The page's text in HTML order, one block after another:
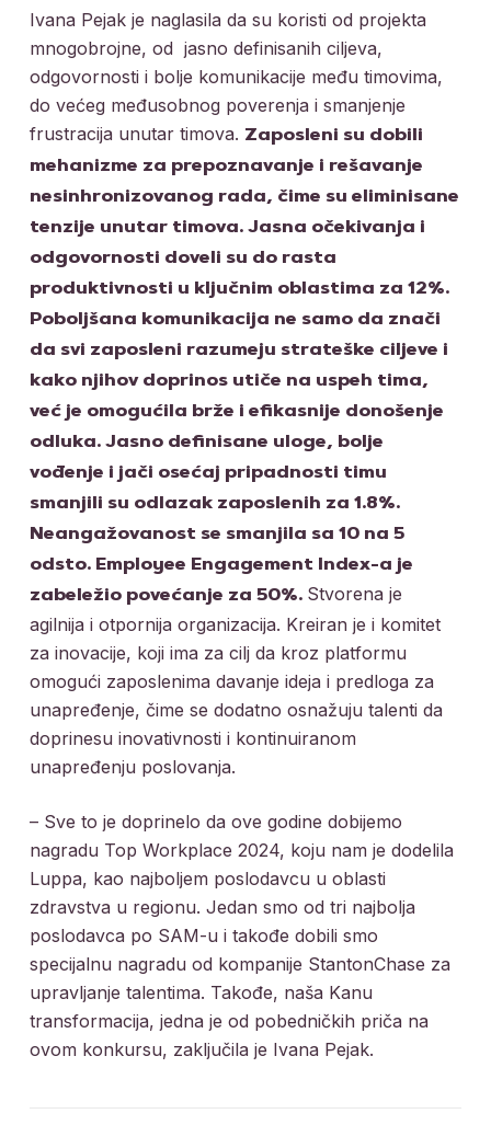
Ivana Pejak je naglasila da su koristi od projekta
mnogobrojne, od jasno definisanih ciljeva,
odgovornosti i bolje komunikacije među timovima,
do većeg međusobnog poverenja i smanjenje
frustracija unutar timova. Zaposleni su dobili
mehanizme za prepoznavanje i rešavanje
nesinhronizovanog rada, čime su eliminisane
tenzije unutar timova. Jasna očekivanja i
odgovornosti doveli su do rasta
produktivnosti u ključnim oblastima za 12%.
Poboljšana komunikacija ne samo da znači
da svi zaposleni razumeju strateške ciljeve i
kako njihov doprinos utiče na uspeh tima,
već je omogućila brže i efikasnije donošenje
odluka. Jasno definisane uloge, bolje
vođenje i jači osećaj pripadnosti timu
smanjili su odlazak zaposlenih za 1.8%.
Neangažovanost se smanjila sa 10 na 5
odsto. Employee Engagement Index-a je
zabeležio povećanje za 50%. Stvorena je
agilnija i otpornija organizacija. Kreiran je i komitet
za inovacije, koji ima za cilj da kroz platformu
omogući zaposlenima davanje ideja i predloga za
unapređenje, čime se dodatno osnažuju talenti da
doprinesu inovativnosti i kontinuiranom
unapređenju poslovanja.
– Sve to je doprinelo da ove godine dobijemo
nagradu Top Workplace 2024, koju nam je dodelila
Luppa, kao najboljem poslodavcu u oblasti
zdravstva u regionu. Jedan smo od tri najbolja
poslodavca po SAM-u i takođe dobili smo
specijalnu nagradu od kompanije StantonChase za
upravljanje talentima. Takođe, naša Kanu
transformacija, jedna je od pobedničkih priča na
ovom konkursu, zaključila je Ivana Pejak.